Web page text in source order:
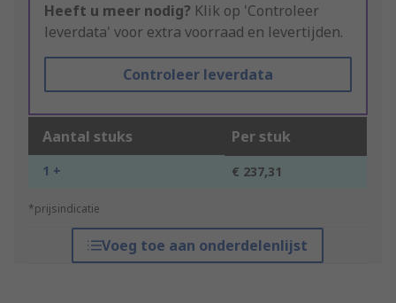
Heeft u meer nodig? Klik op 'Controleer
leverdata' voor extra voorraad en levertijden.
Controleer leverdata
Aantal stuks Per stuk
1 + € 237,31
*prijsindicatie
Voeg toe aan onderdelenlijst